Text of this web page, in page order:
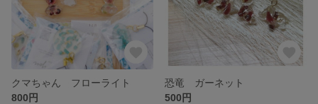
クマちゃん フローライト
800円
恐竜 ガーネット
500円